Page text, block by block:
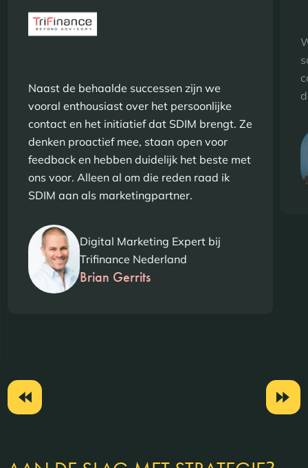
Naast de behaalde successen zijn we
vooral enthousiast over het persoonlijke
contact en het initiatief dat SDIM brengt. Ze
denken proactief mee, staan open voor
feedback en hebben duidelijk het beste met
ons voor. Alleen al om die reden raad ik
SDIM aan als marketingpartner.
Digital Marketing Expert bij
Trifinance Nederland
Brian Gerrits